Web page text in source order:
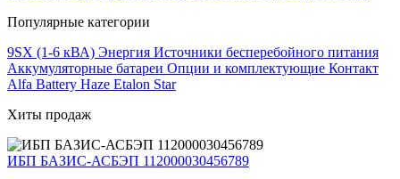
Популярные категории
9SX (1-6 кВА) Энергия Источники бесперебойного питания
Аккумуляторные батареи Опции и комплектующие Контакт
Alfa Battery Haze Etalon Star
Хиты продаж
ИБП БАЗИС-АСБЭП 112000030456789